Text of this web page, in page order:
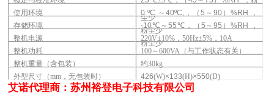
尘少
使用环境 0 ºC ～40ºC, ，（5 ～90 ）%RH ，
粉尘少
存储环境 -10℃～ 55℃，（ 5 ～95 ）%RH ，
粉尘少
整机电源 220V±10%，50Hz±5%，10A
整机功耗
100～600VA（与工作状态有关）
整机重量（含包装）
约30kg
外型尺寸（mm，无包装时）
426(W)×133(H)×550(D)
艾诺代理商：苏州裕登电子科技有限公司